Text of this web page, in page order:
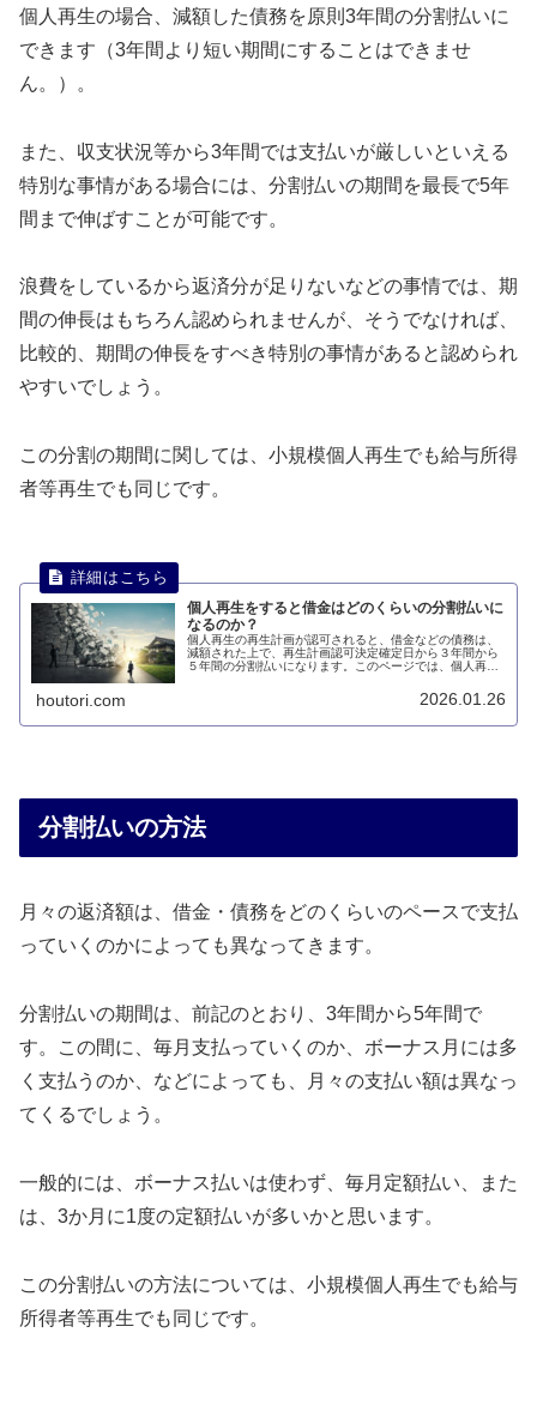
個人再生の場合、減額した債務を原則3年間の分割払いに
できます（3年間より短い期間にすることはできませ
ん。）。
また、収支状況等から3年間では支払いが厳しいといえる
特別な事情がある場合には、分割払いの期間を最長で5年
間まで伸ばすことが可能です。
浪費をしているから返済分が足りないなどの事情では、期
間の伸長はもちろん認められませんが、そうでなければ、
比較的、期間の伸長をすべき特別の事情があると認められ
やすいでしょう。
この分割の期間に関しては、小規模個人再生でも給与所得
者等再生でも同じです。
個人再生をすると借金はどのくらいの分割払いに
なるのか？
個人再生の再生計画が認可されると、借金などの債務は、
減額された上で、再生計画認可決定確定日から３年間から
５年間の分割払いになります。このページでは、個人再生
houtori.com 2026.01.26
分割払いの方法
月々の返済額は、借金・債務をどのくらいのペースで支払
っていくのかによっても異なってきます。
分割払いの期間は、前記のとおり、3年間から5年間で
す。この間に、毎月支払っていくのか、ボーナス月には多
く支払うのか、などによっても、月々の支払い額は異なっ
てくるでしょう。
一般的には、ボーナス払いは使わず、毎月定額払い、また
は、3か月に1度の定額払いが多いかと思います。
この分割払いの方法については、小規模個人再生でも給与
所得者等再生でも同じです。